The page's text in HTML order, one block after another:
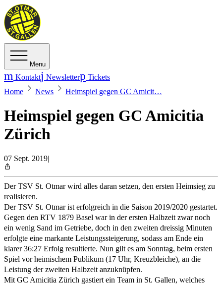
Menu
Kontakt Newsletter
Tickets
Home
News Heimspiel gegen GC Amicit…
Heimspiel gegen GC Amicitia
Zürich
07 Sept. 2019|
Der TSV St. Otmar wird alles daran setzen, den ersten Heimsieg zu
realisieren.
Der TSV St. Otmar ist erfolgreich in die Saison 2019/2020 gestartet.
Gegen den RTV 1879 Basel war in der ersten Halbzeit zwar noch
ein wenig Sand im Getriebe, doch in den zweiten dreissig Minuten
erfolgte eine markante Leistungssteigerung, sodass am Ende ein
klarer 36:27 Erfolg resultierte. Nun gilt es am Sonntag, beim ersten
Spiel vor heimischem Publikum (17 Uhr, Kreuzbleiche), an die
Leistung der zweiten Halbzeit anzuknüpfen.
Mit GC Amicitia Zürich gastiert ein Team in St. Gallen, welches